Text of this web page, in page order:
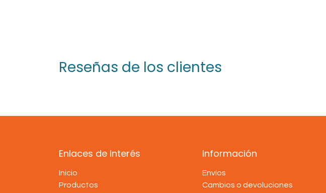
Reseñas de los clientes
Enlaces de Interés
Inicio
Productos
Información
Envíos
Cambios o devoluciones